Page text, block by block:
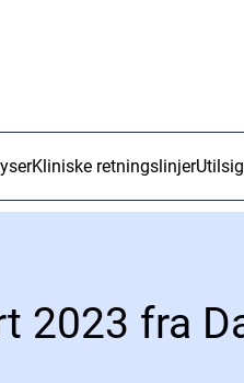
Kliniske retningslinjer